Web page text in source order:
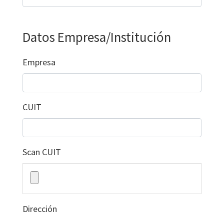
Datos Empresa/Institución
Empresa
CUIT
Scan CUIT
Dirección